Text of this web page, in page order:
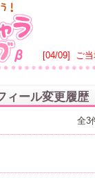
[04/09] ご
ィール変更履歴
全3